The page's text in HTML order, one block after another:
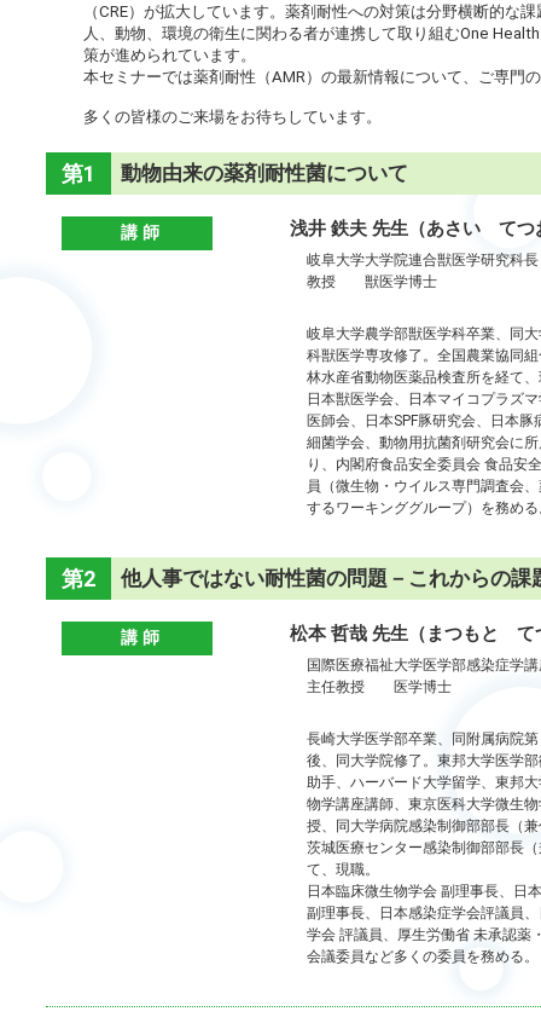
（CRE）が拡大しています。薬剤耐性への対策は分野横断的な
人、動物、環境の衛生に関わる者が連携して取り組むOne
策が進められています。
本セミナーでは薬剤耐性（AMR）の最新情報について、ご専門
多くの皆様のご来場をお待ちしています。
第1
部
動物由来の薬剤耐性菌について
講 師 浅井 鉄夫 先生（あさい てつ
岐阜大学大学院連合獣医学研究科長
教授 獣医学博士
岐阜大学農学部獣医学科卒業、同
科獣医学専攻修了。全国農業協同
林水産省動物医薬品検査所を経て
日本獣医学会、日本マイコプラズ
医師会、日本SPF豚研究会、日本豚
細菌学会、動物用抗菌剤研究会に
り、内閣府食品安全委員会 食品安
員（微生物・ウイルス専門調査会
するワーキンググループ）を務め
第2
部
他人事ではない耐性菌の問題－これからの課
講 師 松本 哲哉 先生（まつもと て
国際医療福祉大学医学部感染症学
主任教授 医学博士
長崎大学医学部卒業、同附属病院
後、同大学院修了。東邦大学医学
助手、ハーバード大学留学、東邦
物学講座講師、東京医科大学微生
授、同大学病院感染制御部部長（
茨城医療センター感染制御部部長
て、現職。
日本臨床微生物学会 副理事長、日
副理事長、日本感染症学会評議員
学会 評議員、厚生労働省 未承認薬
会議委員など多くの委員を務める。